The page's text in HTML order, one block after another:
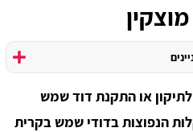
לתיקון או התקנת דוד שמש
הנפוצות בדודי שמש בקרית